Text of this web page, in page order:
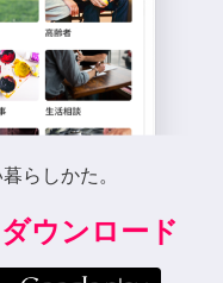
らしかた。
ウンロード